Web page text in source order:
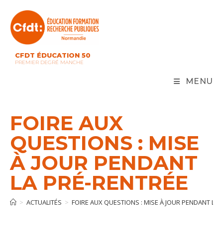
content
CFDT ÉDUCATION 50
PREMIER DEGRÉ MANCHE
MENU
FOIRE AUX
QUESTIONS : MISE
À JOUR PENDANT
LA PRÉ-RENTRÉE
> ACTUALITÉS > FOIRE AUX QUESTIONS : MISE À JOUR PENDANT LA